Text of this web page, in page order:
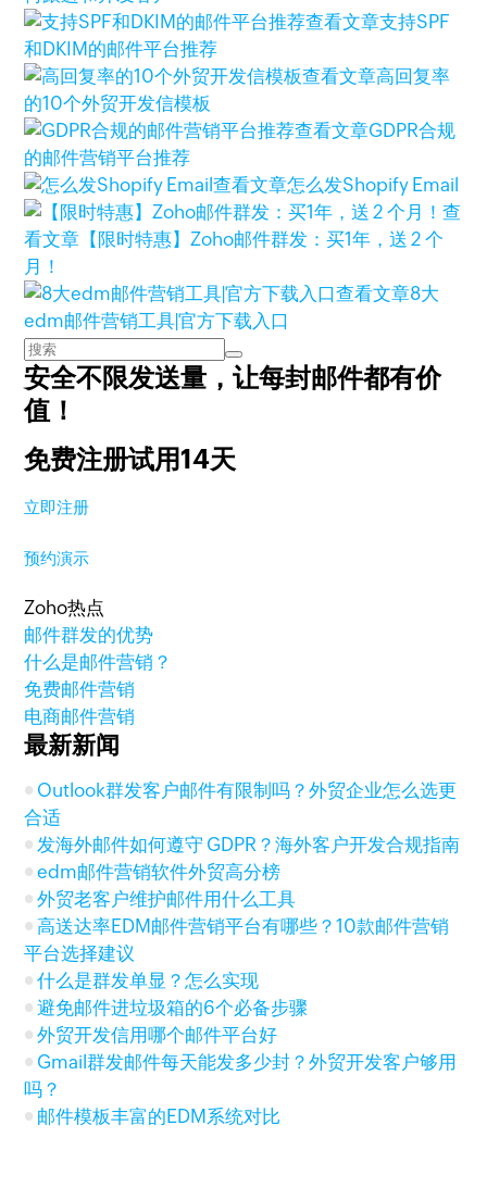
查看文章支持SPF
和DKIM的邮件平台推荐
查看文章高回复率
的10个外贸开发信模板
查看文章GDPR合规
的邮件营销平台推荐
查看文章怎么发Shopify Email
查
看文章 【限时特惠】Zoho邮件群发：买1年，送 2 个
月！
查看文章8大
edm邮件营销工具|官方下载入口
安全不限发送量，让每封邮件都有价
值！
免费注册试用14天
立即注册
预约演示
Zoho热点
邮件群发的优势
什么是邮件营销？
免费邮件营销
电商邮件营销
最新新闻
Outlook群发客户邮件有限制吗？外贸企业怎么选更
合适
发海外邮件如何遵守 GDPR？海外客户开发合规指南
edm邮件营销软件外贸高分榜
外贸老客户维护邮件用什么工具
高送达率EDM邮件营销平台有哪些？10款邮件营销
平台选择建议
什么是群发单显？怎么实现
避免邮件进垃圾箱的6个必备步骤
外贸开发信用哪个邮件平台好
Gmail群发邮件每天能发多少封？外贸开发客户够用
吗？
邮件模板丰富的EDM系统对比